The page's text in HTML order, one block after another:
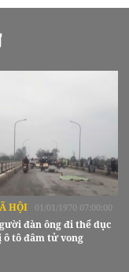
HỘI 01/01/1970 07:00:00
đàn ông đi thể dục
ô tô đâm tử vong